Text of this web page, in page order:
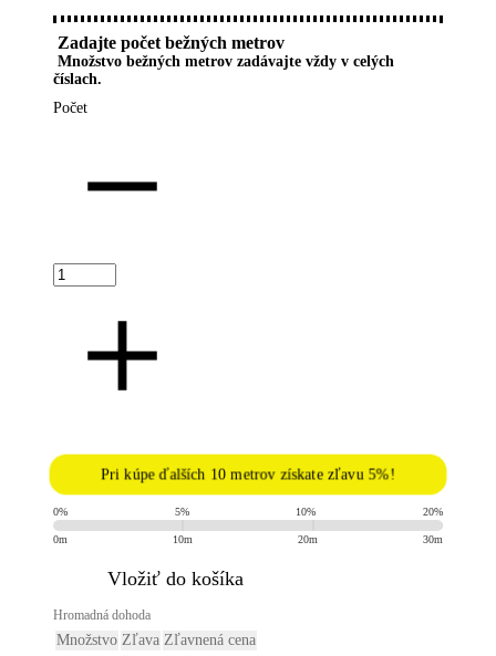
Zadajte počet bežných metrov
Množstvo bežných metrov zadávajte vždy v celých
číslach.
Počet
Pri kúpe ďalších 10 metrov získate zľavu 5%!
0% 5% 10% 20%
0m 10m 20m 30m
​Vložiť do košíka
Hromadná dohoda
Množstvo Zľava Zľavnená cena